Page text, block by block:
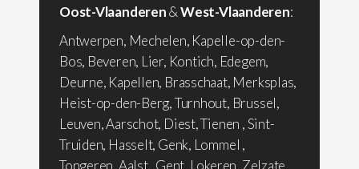
Oost-Vlaanderen&West-Vlaanderen:
Antwerpen, Mechelen, Kapelle-op-den-
Bos, Beveren, Lier, Kontich, Edegem,
Deurne, Kapellen, Brasschaat, Merksplas,
Heist-op-den-Berg, Turnhout, Brussel,
Leuven, Aarschot, Diest, Tienen , Sint-
Truiden, Hasselt, Genk, Lommel ,
Tongeren, Aalst , Gent, Lokeren, Zelzate,